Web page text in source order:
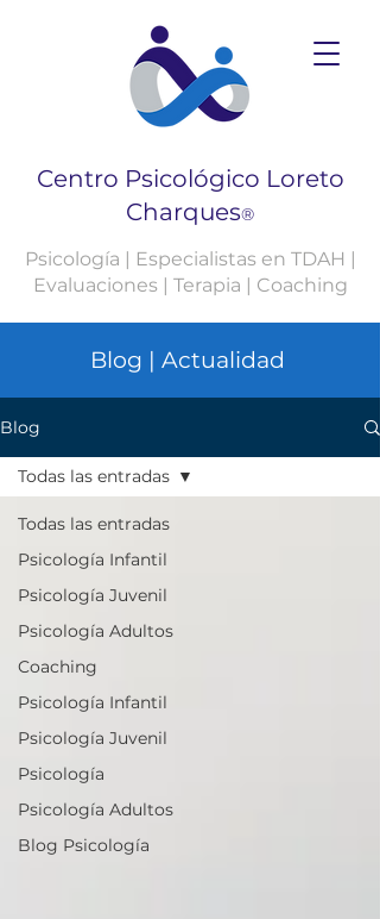
Centro Psicológico Loreto
Charques®
Psicología | Especialistas en TDAH |
Evaluaciones | Terapia | Coaching
Blog | Actualidad
Blog
Todas las entradas
Psicología Infantil
Psicología Juvenil
Psicología Adultos
Coaching
Psicología Infantil
Psicología Juvenil
Psicología
Psicología Adultos
Blog Psicología
Todas las entradas